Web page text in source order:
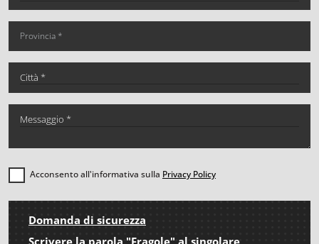
Acconsento all'informativa sulla Privacy Policy
Domanda di sicurezza